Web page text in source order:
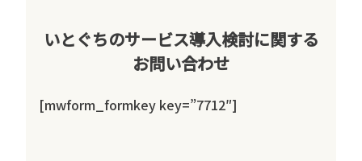
いとぐちのサービス導入検討に関する
お問い合わせ
[mwform_formkey key=”7712″]